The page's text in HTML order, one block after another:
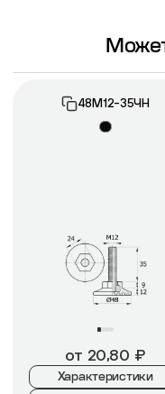
48М12-35ЧН
от 20,80 ₽
Характеристики